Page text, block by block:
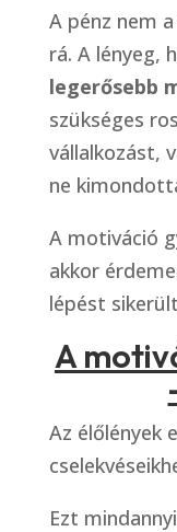
A pénz nem
rá. A lényeg,
legerősebb
szükséges
vállalkozást,
ne
A motiváció
akkor
lépést
A
Az élőlények
Ezt